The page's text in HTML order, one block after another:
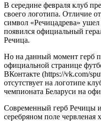
В середине февраля клуб
своего логотипа. Отличие
символ «Речицадрева» ушел
появился официальный
Речица.
Но на данный момент герб
официальной странице
ВКонтакте (https://vk.com/
отсутствует на логотипе
чемпионата Беларуси на
Современный герб Речицы
серебряном поле червленая